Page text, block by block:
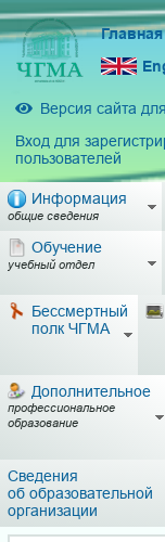
Главная
Версия сайта
Вход для
пользователей
Информация
общие сведения
Обучение
учебный отдел
Бессмертный
полк ЧГМА
Дополнительное
профессиональное
образование
Сведения
об образовательной
организации